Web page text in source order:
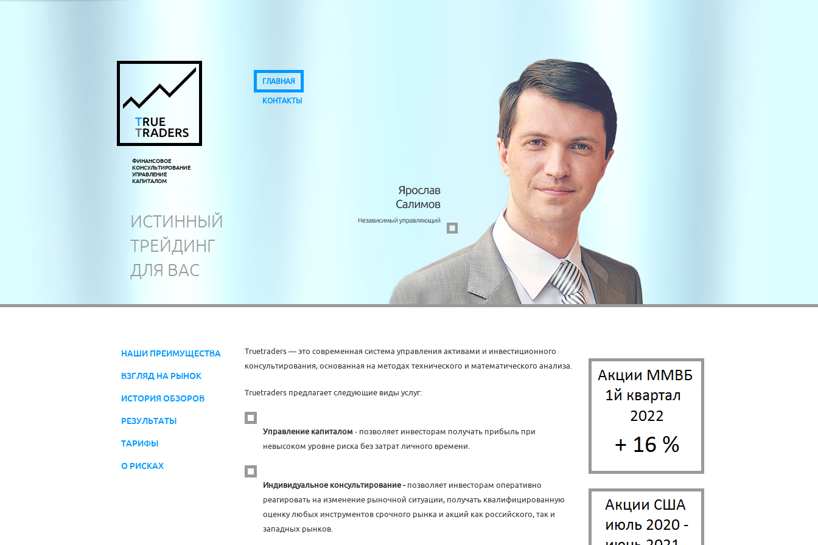
ФИНАНСОВОЕ
КОНСУЛЬТИРОВАНИЕ
УПРАВЛЕНИЕ
КАПИТАЛОМ
ИСТИННЫЙ
ТРЕЙДИНГ
ДЛЯ ВАС
ГЛАВНАЯ
КОНТАКТЫ
НАШИ ПРЕИМУЩЕСТВА
ВЗГЛЯД НА РЫНОК
ИСТОРИЯ ОБЗОРОВ
РЕЗУЛЬТАТЫ
ТАРИФЫ
О РИСКАХ
Truetraders — это современная система управления активами и инвестиционного
консультирования, основанная на методах технического и математического анализа.
Truetraders предлагает следующие виды услуг:
Управление капиталом - позволяет инвесторам получать прибыль при
невысоком уровне риска без затрат личного времени.
Индивидуальное консультирование - позволяет инвесторам оперативно
реагировать на изменение рыночной ситуации, получать квалифицированную
оценку любых инструментов срочного рынка и акций как российского, так и
западных рынков.